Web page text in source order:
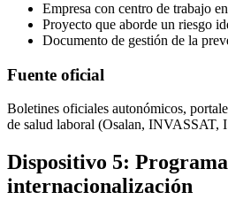
Empresa con centro de trabajo
Proyecto que aborde un riesgo
Documento de gestión de la
Fuente oficial
Boletines oficiales autonómicos,
de salud laboral (Osalan,
Dispositivo 5:
internacionalización